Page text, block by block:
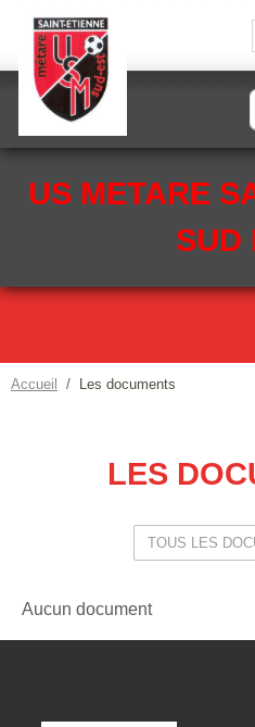
US METARE
SUD
Accueil Les documents
LES
Aucun document